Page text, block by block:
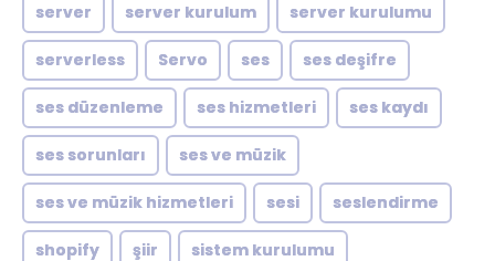
server server kurulum server kurulumu
serverless Servo ses ses deşifre
ses düzenleme ses hizmetleri ses kaydı
ses sorunları ses ve müzik
ses ve müzik hizmetleri sesi seslendirme
shopify şiir sistem kurulumu